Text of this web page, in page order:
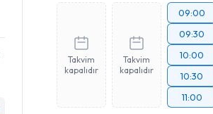
Takvim
kapalıdır
Takvim
kapalıdır
09:00
09:30
10:00
10:30
11:00